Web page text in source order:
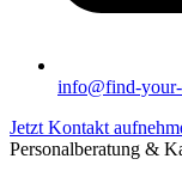
info@find-
Jetzt Kontakt
Personalberatung &